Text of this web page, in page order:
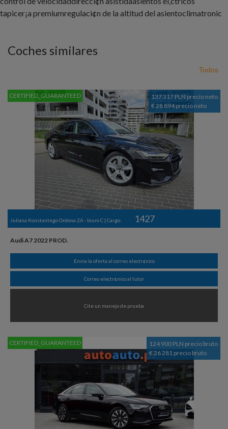
tapicer¡a premiumregulaci¢n de la altitud del asientoclimatronic
Coches similares
Todos
137 317 PLN precio neto
€ 28 894 precio neto
CERTIFIED_GUARANTEED
Juliana Konstantego Ordona 2A - biuro C | Cargo: 1427
Audi A7 2022 PROD.
Envie la oferta al correo electr¢nico
Correo electr¢nico al tutor
Cite un manejo de prueba
124 900 PLN precio bruto
€ 26 281 precio bruto
CERTIFIED_GUARANTEED